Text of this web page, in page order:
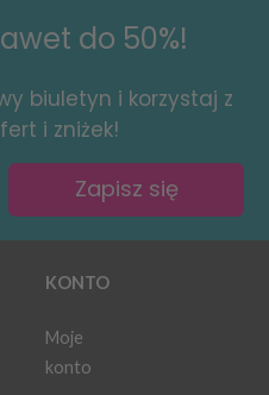
do 50%!
biuletyn i korzystaj z
i zniżek!
Zapisz się
KONTO
Moje
konto